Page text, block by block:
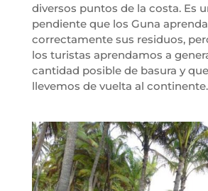
diversos puntos de la costa. Es
pendiente que los Guna
correctamente sus residuos,
los turistas aprendamos a
cantidad posible de basura y
llevemos de vuelta al continente.